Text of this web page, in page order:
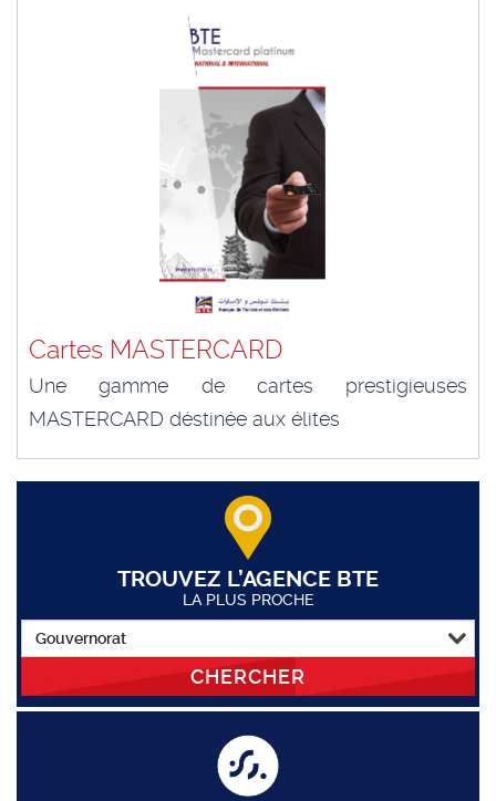
Cartes MASTERCARD
Une gamme de cartes prestigieuses
MASTERCARD déstinée aux élites
TROUVEZ L’AGENCE BTE
LA PLUS PROCHE
CHERCHER